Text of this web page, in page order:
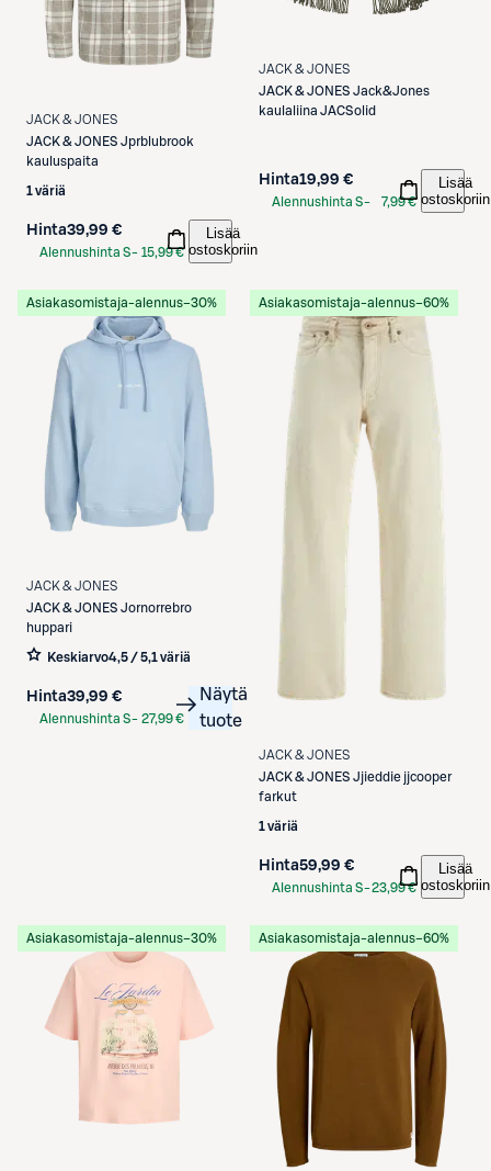
JACK & JONES
JACK & JONES Jprblubrook
kauluspaita
1 väriä
Hinta39,99 €
Alennushinta S- 15,99 €
Lisää
ostoskoriin
JACK & JONES
JACK & JONES Jack&Jones
kaulaliina JACSolid
Hinta19,99 €
Alennushinta S-
7,99 €
Lisää
ostoskoriin
Asiakasomistaja-alennus−30%
JACK & JONES
JACK & JONES Jornorrebro
huppari
Keskiarvo4,5 / 5,1 väriä
Hinta39,99 €
Alennushinta S- 27,99 €
Näytä
tuote
Asiakasomistaja-alennus−60%
JACK & JONES
JACK & JONES Jjieddie jjcooper
farkut
1 väriä
Hinta59,99 €
Alennushinta S-23,99 €
Lisää
ostoskoriin
Asiakasomistaja-alennus−30% Asiakasomistaja-alennus−60%